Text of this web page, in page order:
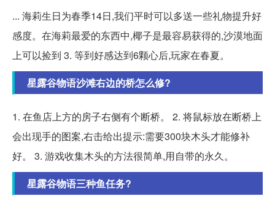
... 海莉生日为春季14日,我们平时可以多送一些礼物提升好
感度。在海莉最爱的东西中,椰子是最容易获得的,沙漠地面
上可以捡到 3. 等到好感达到6颗心后,玩家在春夏。
星露谷物语沙滩右边的桥怎么修?
1. 在鱼店上方的房子右侧有个断桥。 2. 将鼠标放在断桥上
会出现手的图案,右击给出提示:需要300块木头才能修补
好。 3. 游戏收集木头的方法很简单,用自带的永久。
星露谷物语三种鱼任务?